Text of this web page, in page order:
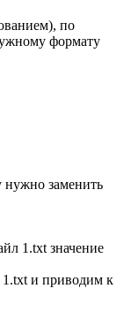
по
формату
нужно заменить
1.txt значение
1.txt и приводим к